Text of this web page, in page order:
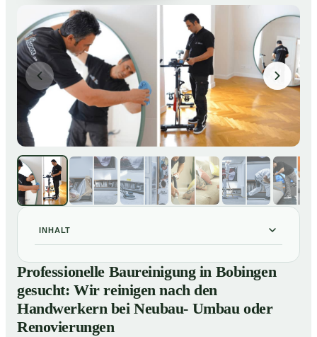
INHALT
01 Professionelle Baureinigung in Bobingen gesucht: Wir
reinigen nach den Handwerkern bei Neubau- Umbau
oder Renovierungen
02Baureinigung in Bobingen – Profis im Einsatz
Professionelle Baureinigung in Bobingen
gesucht: Wir reinigen nach den
Handwerkern bei Neubau- Umbau oder
Renovierungen